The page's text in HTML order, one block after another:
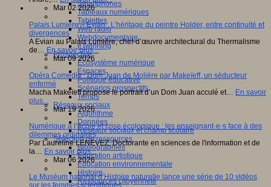
Smartphones
Tableaux numériques
Tablettes
Web radio
Webdocumentaire
eTwinning
Prospective
Ecosystème numérique
Espaces
Politique éducative
Scénarios prospectifs
Temps
Réseaux sociaux
Algorithme
Données
Réseaux sociaux et champ scolaire
Sélection de ressources
Bibliographies
Education artistique
Education environnementale
Histoire
Ressources citoyenneté
Mar 02 2026
Palais Lumière – Evian : L’héritage du peintre Holder, entre continuité et
divergences
A Evian au Palais Lumière, chef-d’œuvre architectural du Thermalisme
de… En savoir plus...
Mar 09 2026
Opéra Comédie : Dom Juan de Molière par Makeïeff, un séducteur
enfermé
Macha Makeïeff propose le portrait d’un Dom Juan acculé et… En savoir
plus...
Mar 19 2026
Numérique à l’école et crise écologique : les enseignant·e·s face à des
dilemmes ordinaires
Par Laureline LENEVEZ, Doctorante en sciences de l'information et de
la… En savoir plus...
Mar 06 2026
Le Muséum national d’Histoire naturelle lance une série de 10 vidéos
sur les femmes scientifiques